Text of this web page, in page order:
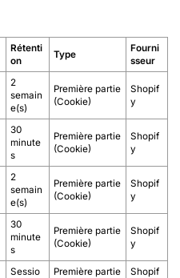
Rétenti
on
Type
Fourni
sseur
2
semain
e(s)
Première partie
(Cookie)
Shopif
y
30
minute
s
Première partie
(Cookie)
Shopif
y
2
semain
e(s)
Première partie
(Cookie)
Shopif
y
30
minute
s
Première partie
(Cookie)
Shopif
y
Sessio
Première partie
Shopif